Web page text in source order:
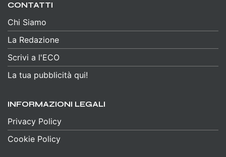
CONTATTI
Chi Siamo
La Redazione
Scrivi a l'ECO
La tua pubblicità qui!
INFORMAZIONI LEGALI
Privacy Policy
Cookie Policy